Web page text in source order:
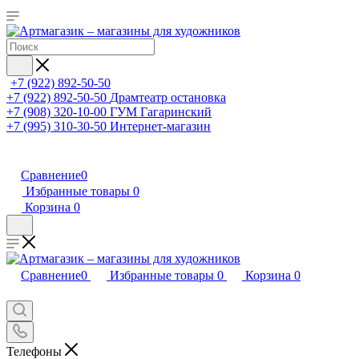
+7 (922) 892-50-50
+7 (922) 892-50-50 Драмтеатр остановка
+7 (908) 320-10-00 ГУМ Гагаринский
+7 (995) 310-30-50 Интернет-магазин
Сравнение0
Избранные товары 0
Корзина 0
Сравнение0 Избранные товары 0 Корзина 0
Телефоны